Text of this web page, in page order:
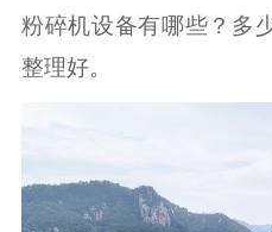
粉碎机设备有哪些？多
整理好。